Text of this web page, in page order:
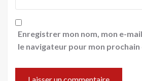
Enregistrer mon nom, mon e-
le navigateur pour mon